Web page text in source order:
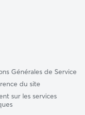
Générales de Service
du site
sur les services